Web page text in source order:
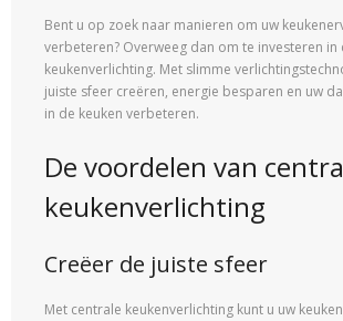
Bent u op zoek naar manieren om uw
verbeteren? Overweeg dan om te investeren in
keukenverlichting. Met slimme
juiste sfeer creëren, energie besparen en uw
in de keuken verbeteren.
De voordelen van
keukenverlichting
Creëer de juiste sfeer
Met centrale keukenverlichting kunt u uw